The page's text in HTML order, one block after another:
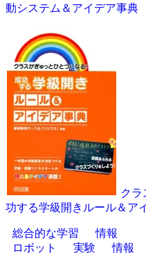
動システム＆アイデア事典
クラ
功する学級開きルール＆ア
総合的な学習
情報
ロボット
実験 情報